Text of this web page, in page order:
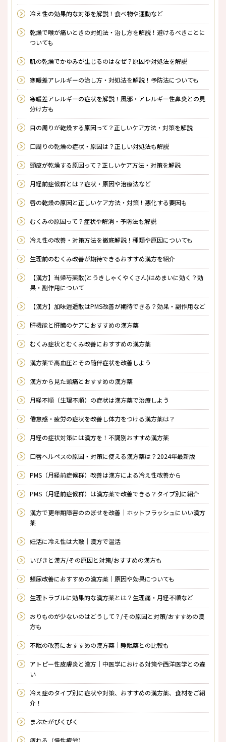
冷え性の効果的な対策を解説！食べ物や運動など
乾燥で喉が痛いときの対処法・治し方を解説！避けるべきことに
ついても
肌の乾燥でかゆみが生じるのはなぜ？原因や対処法を解説
寒暖差アレルギーの治し方・対処法を解説！予防法についても
寒暖差アレルギーの症状を解説！風邪・アレルギー性鼻炎との見
分け方も
目の周りが乾燥する原因って？正しいケア方法・対策を解説
口周りの乾燥の症状・原因は？正しい対処法も解説
頭皮が乾燥する原因って？正しいケア方法・対策を解説
月経前症候群とは？症状・原因や治療法など
唇の乾燥の原因と正しいケア方法・対策！悪化する要因も
むくみの原因って？症状や解消・予防法も解説
冷え性の改善・対策方法を徹底解説！種類や原因についても
生理前のむくみ改善が期待できるおすすめ漢方を紹介
【漢方】当帰芍薬散(とうきしゃくやくさん)はめまいに効く？効
果・副作用について
【漢方】加味逍遥散はPMS改善が期待できる？効果・副作用など
肝機能と肝臓のケアにおすすめの漢方薬
むくみ症状とむくみ改善におすすめの漢方薬
漢方薬で高血圧とその随伴症状を改善しよう
漢方から見た頭痛とおすすめの漢方薬
月経不順（生理不順）の症状は漢方薬で治療しよう
倦怠感・疲労の症状を改善し体力をつける漢方薬は？
月経の症状対策には漢方を！不調別おすすめ漢方薬
口唇ヘルペスの原因・対策に使える漢方薬は？2024年最新版
PMS（月経前症候群）改善は漢方による冷え性改善から
PMS（月経前症候群）は漢方薬で改善できる？タイプ別に紹介
漢方で更年期障害ののぼせを改善｜ホットフラッシュにいい漢方
薬
妊活に冷え性は大敵｜漢方で温活
いびきと漢方/その原因と対策/おすすめの漢方も
頻尿改善におすすめの漢方薬｜原因や効果についても
生理トラブルに効果的な漢方薬とは？生理痛・月経不順など
おりものが少ないのはどうして？/その原因と対策/おすすめの漢
方も
不眠の改善におすすめの漢方薬｜睡眠薬との比較も
アトピー性皮膚炎と漢方｜中医学における対策や西洋医学との違
い
冷え症のタイプ別に症状や対策、おすすめの漢方薬、食材をご紹
介！
まぶたがぴくぴく